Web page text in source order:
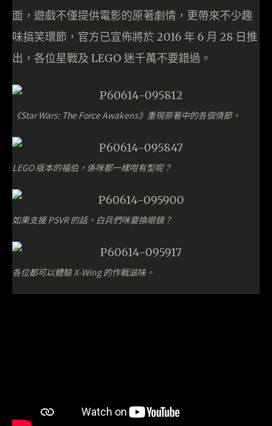
面，遊戲不僅提供電影的原著劇情，更帶來不少趣
味搞笑環節，官方已宣佈將於 2016 年 6 月 28 日推
出，各位星戰及 LEGO 迷千萬不要錯過。
《Star Wars: The Force Awakens》重現原著中的各個情節。
LEGO 版本的福伯，係咪都一樣咁有型呢？
如果支援 PSVR 的話，白兵們咪要換眼鏡？
各位都可以體驗 X-Wing 的作戰滋味。